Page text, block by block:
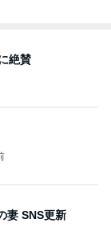
絶賛
妻 SNS更新